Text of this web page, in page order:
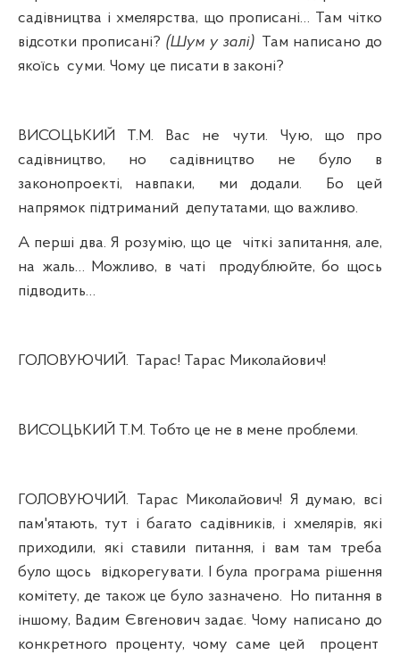
садівництва і хмелярства, що прописані… Там чітко
відсотки прописані? (Шум у залі) Там написано до
якоїсь суми. Чому це писати в законі?
ВИСОЦЬКИЙ Т.М. Вас не чути. Чую, що про
садівництво, но садівництво не було в
законопроекті, навпаки,
ми додали.
Бо цей
напрямок підтриманий депутатами, що важливо.
А перші два. Я розумію, що це
чіткі запитання, але,
на жаль… Можливо, в чаті
продублюйте, бо щось
підводить…
ГОЛОВУЮЧИЙ. Тарас! Тарас Миколайович!
ВИСОЦЬКИЙ Т.М. Тобто це не в мене проблеми.
ГОЛОВУЮЧИЙ. Тарас Миколайович! Я думаю, всі
пам'ятають, тут і багато садівників, і хмелярів, які
приходили, які ставили питання, і вам там треба
було щось
відкорегувати. І була програма рішення
комітету, де також це було зазначено.
Но питання в
іншому, Вадим Євгенович задає. Чому написано до
конкретного проценту, чому саме цей
процент